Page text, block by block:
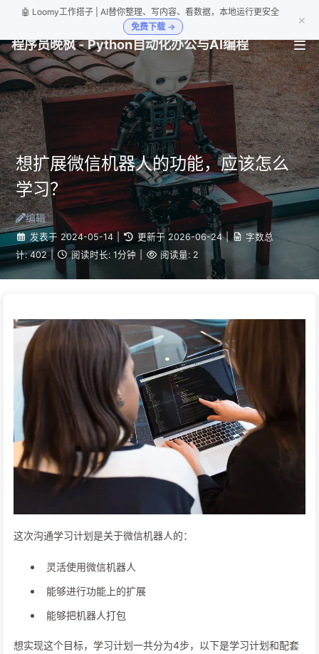
🤖 Loomy工作搭子 | AI替你整理、写内容、看数据，本地运行更安全
免费下载 →
×
程序员晚枫 - Python自动化办公与AI编程
想扩展微信机器人的功能，应该怎么
学习？
编辑
发表于 2024-05-14 更新于 2026-06-24 |
字数总
计: 402 | 阅读时长: 1分钟 阅读量: 2
这次沟通学习计划是关于微信机器人的：
灵活使用微信机器人
能够进行功能上的扩展
能够把机器人打包
想实现这个目标，学习计划一共分为4步，以下是学习计划和配套